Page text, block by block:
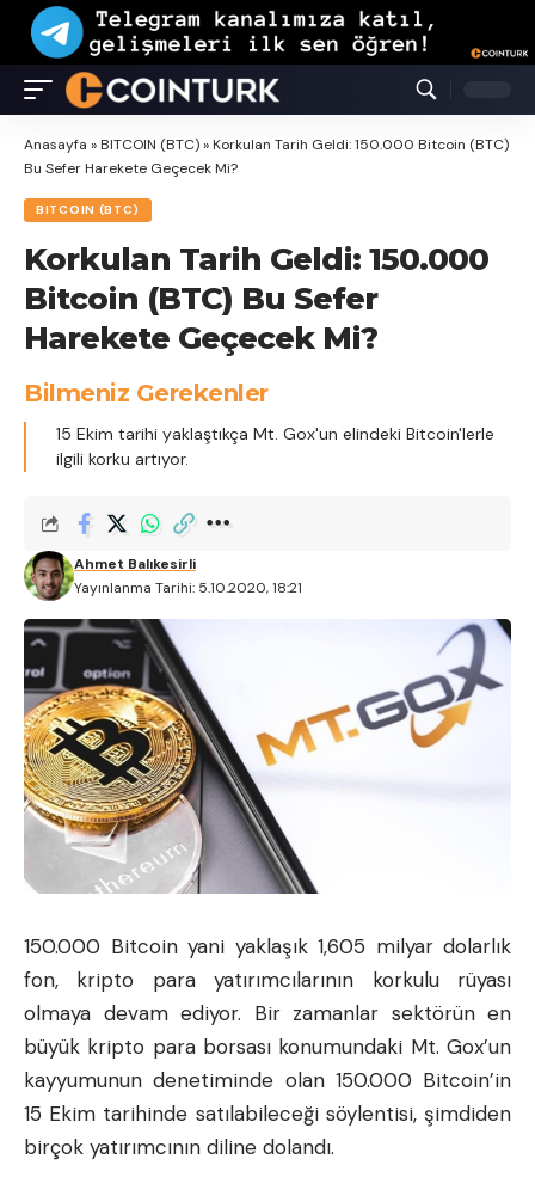
Anasayfa »BITCOIN (BTC)»Korkulan Tarih Geldi: 150.000 Bitcoin (BTC)
Bu Sefer Harekete Geçecek Mi?
BITCOIN (BTC)
Korkulan Tarih Geldi: 150.000
Bitcoin (BTC) Bu Sefer
Harekete Geçecek Mi?
Bilmeniz Gerekenler
15 Ekim tarihi yaklaştıkça Mt. Gox'un elindeki Bitcoin'lerle
ilgili korku artıyor.
Yayınlanma Tarihi: 5.10.2020, 18:21
Ahmet Balıkesirli
150.000 Bitcoin yani yaklaşık 1,605 milyar dolarlık
fon, kripto para yatırımcılarının korkulu rüyası
olmaya devam ediyor. Bir zamanlar sektörün en
büyük kripto para borsası konumundaki Mt. Gox’un
kayyumunun denetiminde olan 150.000 Bitcoin’in
15 Ekim tarihinde satılabileceği söylentisi, şimdiden
birçok yatırımcının diline dolandı.